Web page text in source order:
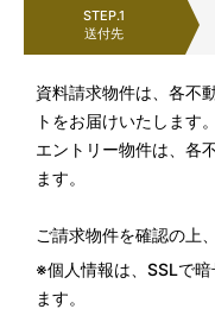
STEP.1
送付先
資料請求物件は、各不
トをお届けいたします。
エントリー物件は、各
ます。
ご請求物件を確認の上
※個人情報は、SSLで
ます。